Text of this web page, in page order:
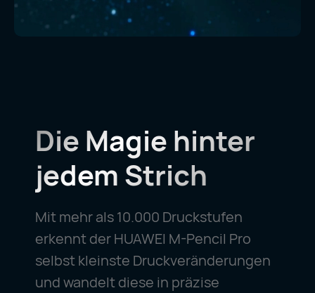
Die Magie hinter
jedem Strich
Mit mehr als 10.000 Druckstufen
erkennt der HUAWEI M-Pencil Pro
selbst kleinste Druckveränderungen
und wandelt diese in präzise